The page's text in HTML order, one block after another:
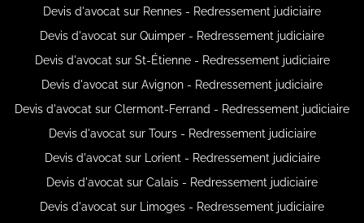
Devis d'avocat sur Rennes - Redressement judiciaire
Devis d'avocat sur Quimper - Redressement judiciaire
Devis d'avocat sur St-Étienne - Redressement judiciaire
Devis d'avocat sur Avignon - Redressement judiciaire
Devis d'avocat sur Clermont-Ferrand - Redressement judiciaire
Devis d'avocat sur Tours - Redressement judiciaire
Devis d'avocat sur Lorient - Redressement judiciaire
Devis d'avocat sur Calais - Redressement judiciaire
Devis d'avocat sur Limoges - Redressement judiciaire